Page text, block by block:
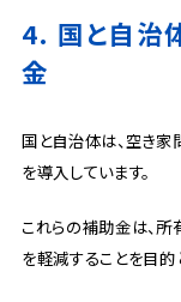
4. 国と自治
金
国と自治体は、空き
を導入しています。
これらの補助金は、
を軽減することを目的